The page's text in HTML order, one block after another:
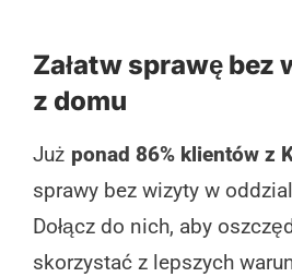
Załatw sprawę bez
z domu
Już ponad 86% klientów z
sprawy bez wizyty w
Dołącz do nich, aby
skorzystać z lepszych